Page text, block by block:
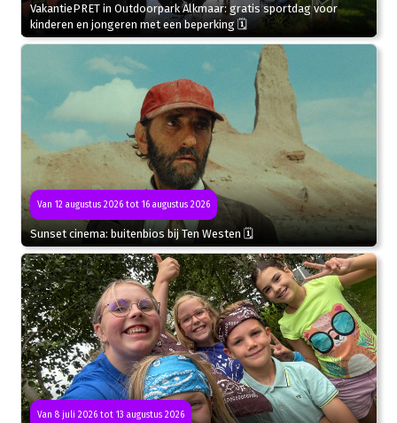
VakantiePRET in Outdoorpark Alkmaar: gratis sportdag voor
kinderen en jongeren met een beperking 🗓
Van 12 augustus 2026 tot 16 augustus 2026
Sunset cinema: buitenbios bij Ten Westen 🗓
Van 8 juli 2026 tot 13 augustus 2026